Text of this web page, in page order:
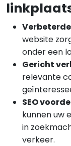
website
onder een
Gericht
relevante
SEO
kunnen uw
in
verkeer.